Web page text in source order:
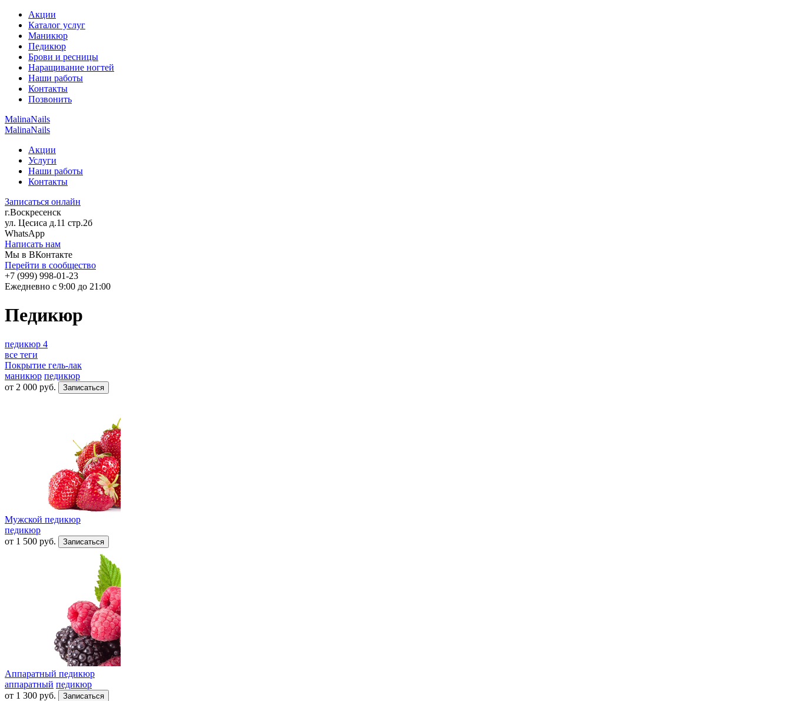
Акции
Каталог услуг
Маникюр
Педикюр
Брови и ресницы
Наращивание ногтей
Наши работы
Контакты
Позвонить
MalinaNails
MalinaNails
Акции
Услуги
Наши работы
Контакты
Записаться онлайн
г.Воскресенск
ул. Цесиса д.11 стр.2б
WhatsApp
Написать нам
Мы в ВКонтакте
Перейти в сообщество
+7 (999) 998-01-23
Ежедневно с 9:00 до 21:00
Педикюр
педикюр 4
все теги
Покрытие гель-лак
маникюр педикюр
от 2 000 руб.
Мужской педикюр
педикюр
от 1 500 руб.
Аппаратный педикюр
аппаратный педикюр
от 1 300 руб.